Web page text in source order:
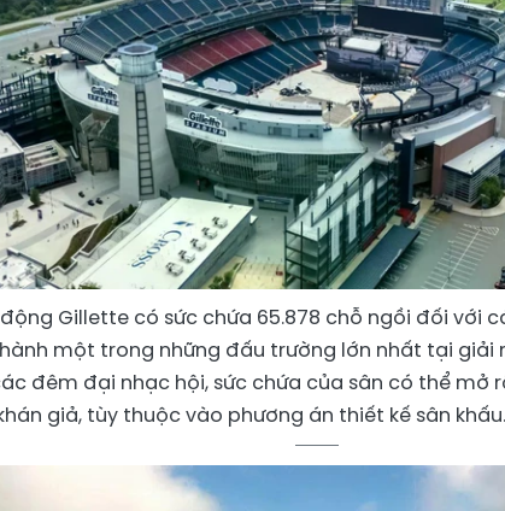
Gillette có sức chứa 65.878 chỗ ngồi đối với
một trong những đấu trường lớn nhất tại giải
đêm đại nhạc hội, sức chứa của sân có thể mở
giả, tùy thuộc vào phương án thiết kế sân